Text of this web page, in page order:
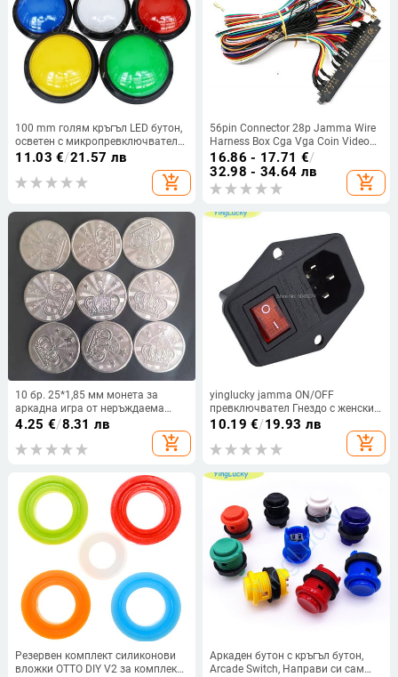
100 mm голям кръгъл LED бутон,
осветен с микропревключвател
за части на машината за
аркадни игри „Направи си сам“
DC12V Голям куполен
превключвател за осветление
11.03 €/21.57 лв
add_shopping_cart
56pin Connector 28p Jamma Wire
Harness Box Cga Vga Coin Video
Arcade Game Board Sanwa
Джойстик Бутон Кабел Neo Geo
Mvs Кабинет
16.86 - 17.71 €/
32.98 - 34.64 лв
add_shopping_cart
10 бр. 25*1,85 мм монета за
аркадна игра от неръждаема
стомана Пентаграма Корона или
4.25 €/8.31 лв
add_shopping_cart
yinglucky jamma ON/OFF
превключвател Гнездо с женски
щепсел за захранващ кабел
Jamma аркадна машина IO
превключвател с предпазител
10.19 €/19.93 лв
add_shopping_cart
Резервен комплект силиконови
вложки OTTO DIY V2 за комплект
Аркаден бутон с кръгъл бутон,
Arcade Switch, Направи си сам